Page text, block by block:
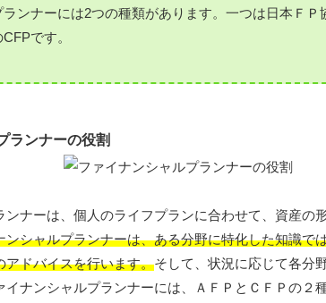
ンナーには2つの種類があります。一つは日本Ｆ
です。
ランナーの役割
ンナーは、個人のライフプランに合わせて、資産
ンシャルプランナーは、ある分野に特化した知識
アドバイスを行います。そして、状況に応じて各分
イナンシャルプランナーには、ＡＦＰとＣＦＰの２